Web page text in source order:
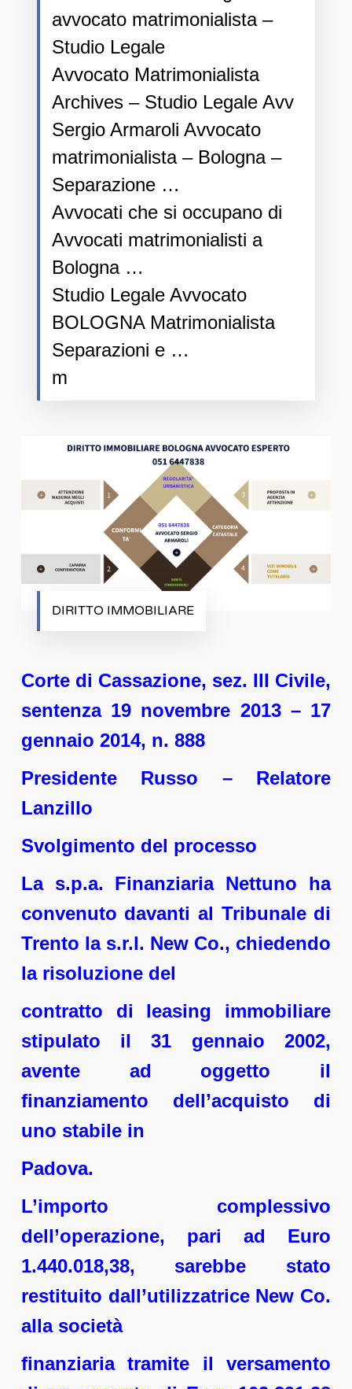
avvocato matrimonialista –
Studio Legale
Avvocato Matrimonialista
Archives – Studio Legale Avv
Sergio Armaroli Avvocato
matrimonialista – Bologna –
Separazione …
Avvocati che si occupano di
Avvocati matrimonialisti a
Bologna …
Studio Legale Avvocato
BOLOGNA Matrimonialista
Separazioni e …
m
DIRITTO IMMOBILIARE
Corte di Cassazione, sez. III Civile,
sentenza 19 novembre 2013 – 17
gennaio 2014, n. 888
Presidente Russo – Relatore
Lanzillo
Svolgimento del processo
La s.p.a. Finanziaria Nettuno ha
convenuto davanti al Tribunale di
Trento la s.r.l. New Co., chiedendo
la risoluzione del
contratto di leasing immobiliare
stipulato il 31 gennaio 2002,
avente ad oggetto il
finanziamento dell’acquisto di
uno stabile in
Padova.
L’importo complessivo
dell’operazione, pari ad Euro
1.440.018,38, sarebbe stato
restituito dall’utilizzatrice New Co.
alla società
finanziaria tramite il versamento